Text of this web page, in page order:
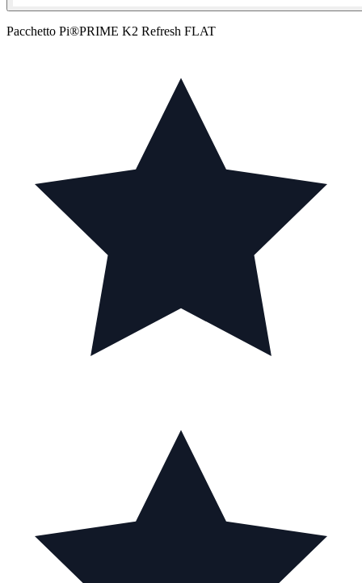
Pacchetto Pi®PRIME K2 Refresh FLAT